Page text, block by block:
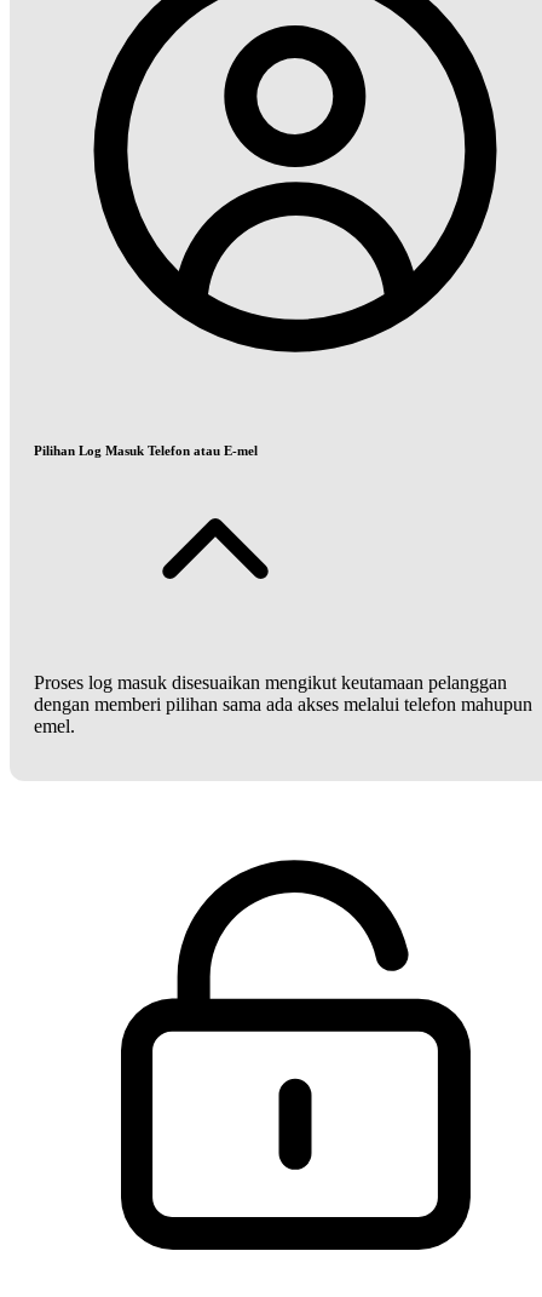
Pilihan Log Masuk Telefon atau E-mel
Proses log masuk disesuaikan mengikut keutamaan pelanggan
dengan memberi pilihan sama ada akses melalui telefon mahupun
emel.